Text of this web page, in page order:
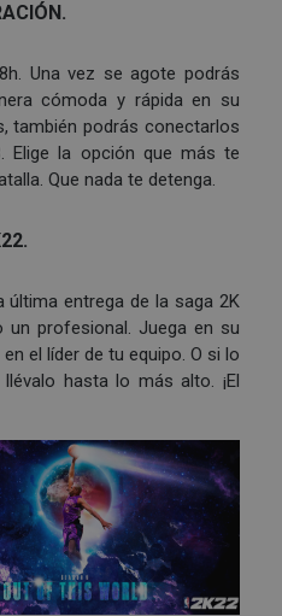
Una vez se agote podrás
cómoda y rápida en su
también podrás conectarlos
Elige la opción que más te
Que nada te detenga.
entrega de la saga 2K
profesional. Juega en su
el líder de tu equipo. O si lo
hasta lo más alto. ¡El